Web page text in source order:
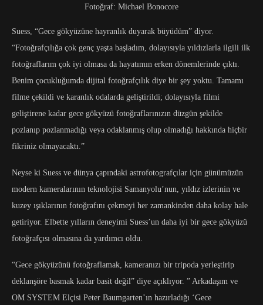
Fotoğraf: Michael Bonocore
Suess, “Gece gökyüzüne hayranlık duyarak büyüdüm” diyor.
“Fotoğrafçılığa çok genç yaşta başladım, dolayısıyla yıldızlarla ilgili ilk
fotoğraflarım çok iyi olmasa da hayatımın erken dönemlerinde çıktı.
Benim çocukluğumda dijital fotoğrafçılık diye bir şey yoktu. Tamamı
filme çekildi ve karanlık odalarda geliştirildi; dolayısıyla filmi
geliştirene kadar gece gökyüzü fotoğraflarınızın düzgün şekilde
pozlanıp pozlanmadığı veya odaklanmış olup olmadığı hakkında hiçbir
fikriniz olmayacaktı.”
Neyse ki Suess ve dünya çapındaki astrofotografçılar için günümüzün
modern kameralarının teknolojisi Samanyolu’nun, yıldız izlerinin ve
kuzey ışıklarının fotoğrafını çekmeyi her zamankinden daha kolay hale
getiriyor. Elbette yılların deneyimi Suess’un daha iyi bir gece gökyüzü
fotoğrafçısı olmasına da yardımcı oldu.
“Gece gökyüzünü fotoğraflamak, kameranızı bir tripoda yerleştirip
deklanşöre basmak kadar basit değil” diye açıklıyor. ” Arkadaşım ve
OM SYSTEM Elçisi Peter Baumgarten’ın hazırladığı ‘Gece